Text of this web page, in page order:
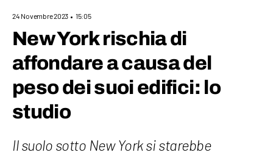
24 Novembre 2023 15:05
New York rischia di
affondare a causa del
peso dei suoi edifici: lo
studio
Il suolo sotto New York si starebbe